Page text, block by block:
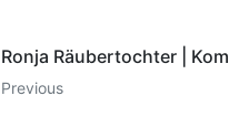
Ronja Räubertochter |
Previous